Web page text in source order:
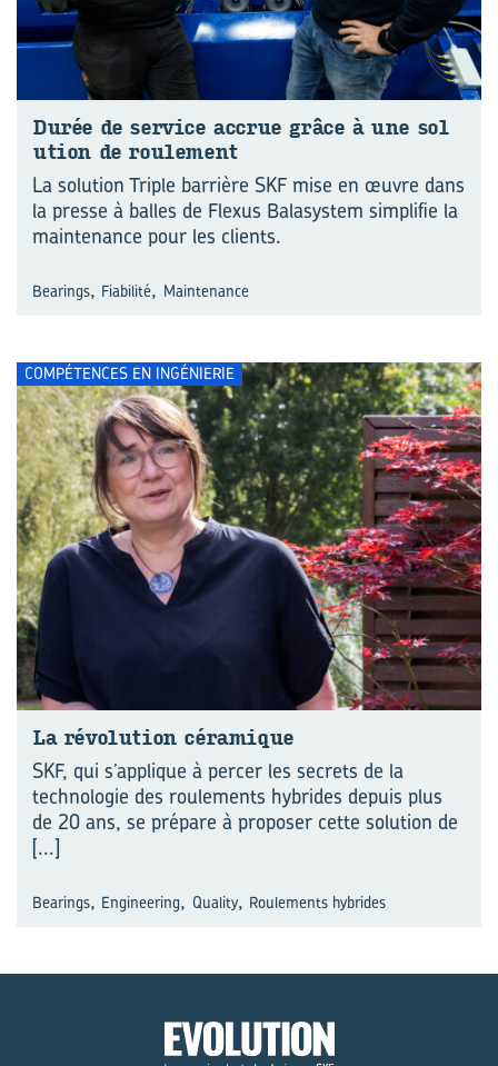
Durée de ser­vice ac­crue grâce à une so­l
u­tion de rou­le­ment
La solution Triple barrière SKF mise en œuvre dans
la presse à balles de Flexus Balasystem simplifie la
maintenance pour les clients.
Bearings, Fiabilité, Maintenance
COMPÉTENCES EN INGÉNIERIE
La ré­vo­lu­tion cé­ra­mique
SKF, qui s’applique à percer les secrets de la
technologie des roulements hybrides depuis plus
de 20 ans, se prépare à proposer cette solution de
[...]
Bearings, Engineering, Quality, Roulements hybrides